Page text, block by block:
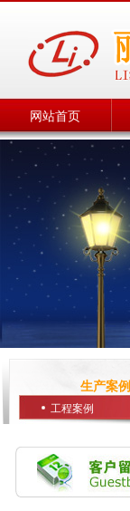
网站首页
生产案例
工程案例